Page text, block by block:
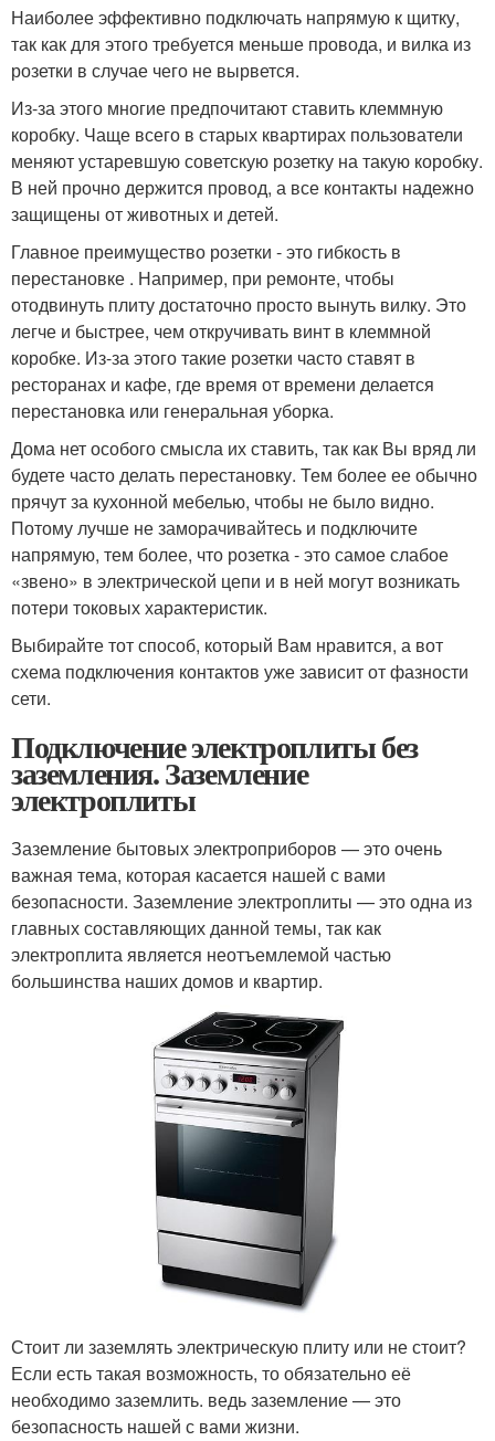
Наиболее эффективно подключать напрямую к щитку,
так как для этого требуется меньше провода, и вилка из
розетки в случае чего не вырвется.
Из-за этого многие предпочитают ставить клеммную
коробку. Чаще всего в старых квартирах пользователи
меняют устаревшую советскую розетку на такую коробку.
В ней прочно держится провод, а все контакты надежно
защищены от животных и детей.
Главное преимущество розетки - это гибкость в
перестановке . Например, при ремонте, чтобы
отодвинуть плиту достаточно просто вынуть вилку. Это
легче и быстрее, чем откручивать винт в клеммной
коробке. Из-за этого такие розетки часто ставят в
ресторанах и кафе, где время от времени делается
перестановка или генеральная уборка.
Дома нет особого смысла их ставить, так как Вы вряд ли
будете часто делать перестановку. Тем более ее обычно
прячут за кухонной мебелью, чтобы не было видно.
Потому лучше не заморачивайтесь и подключите
напрямую, тем более, что розетка - это самое слабое
«звено» в электрической цепи и в ней могут возникать
потери токовых характеристик.
Выбирайте тот способ, который Вам нравится, а вот
схема подключения контактов уже зависит от фазности
сети.
Подключение электроплиты без
заземления. Заземление
электроплиты
Заземление бытовых электроприборов — это очень
важная тема, которая касается нашей с вами
безопасности. Заземление электроплиты — это одна из
главных составляющих данной темы, так как
электроплита является неотъемлемой частью
большинства наших домов и квартир.
Стоит ли заземлять электрическую плиту или не стоит?
Если есть такая возможность, то обязательно её
необходимо заземлить. ведь заземление — это
безопасность нашей с вами жизни.